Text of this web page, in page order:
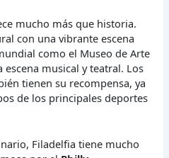
mucho más que historia.
con una vibrante escena
como el Museo de Arte
musical y teatral. Los
tienen su recompensa, ya
de los principales deportes
Filadelfia tiene mucho